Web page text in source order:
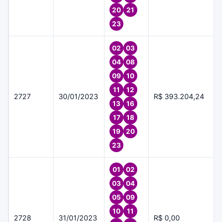
20
21
23
2727 30/01/2023
02
03
04
08
09
10
11
12
13
16
17
18
19
20
23
R$ 393.204,24
2728 31/01/2023
01
02
03
04
05
09
10
11
R$ 0,00